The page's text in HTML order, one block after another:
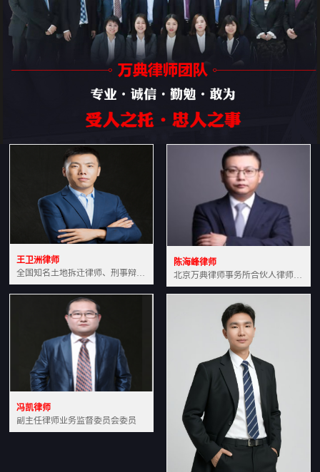
王卫洲律师
全国知名土地拆迁律师、刑事辩护律师北京万典律师事务所主任中国法学会会员北京市行政法研究会理事
陈海峰律师
北京万典律师事务所合伙人律师土地房产专业资深律师
冯凯律师
副主任律师业务监督委员会委员